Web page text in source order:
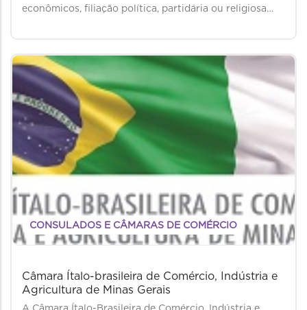
econômicos, filiação política, partidária ou religiosa…
CONSULADOS E CÂMARAS DE COMÉRCIO
Câmara Ítalo-brasileira de Comércio, Indústria e
Agricultura de Minas Gerais